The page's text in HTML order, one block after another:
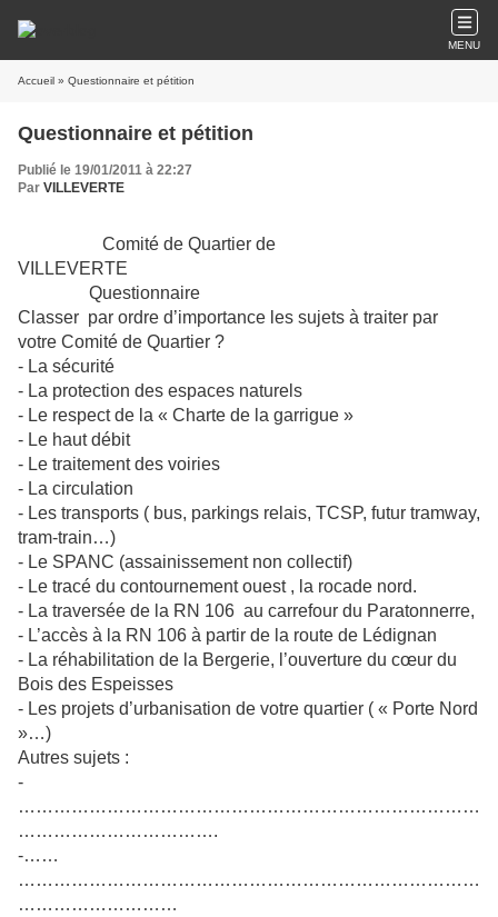
MENU
Accueil » Questionnaire et pétition
Questionnaire et pétition
Publié le 19/01/2011 à 22:27
Par VILLEVERTE
Comité de Quartier de
VILLEVERTE
Questionnaire
Classer par ordre d’importance les sujets à traiter par
votre Comité de Quartier ?
- La sécurité
- La protection des espaces naturels
- Le respect de la « Charte de la garrigue »
- Le haut débit
- Le traitement des voiries
- La circulation
- Les transports ( bus, parkings relais, TCSP, futur tramway,
tram-train…)
- Le SPANC (assainissement non collectif)
- Le tracé du contournement ouest , la rocade nord.
- La traversée de la RN 106 au carrefour du Paratonnerre,
- L’accès à la RN 106 à partir de la route de Lédignan
- La réhabilitation de la Bergerie, l’ouverture du cœur du
Bois des Espeisses
- Les projets d’urbanisation de votre quartier ( « Porte Nord
»…)
Autres sujets :
-
……………………………………………………………………
…………………………….
-……
……………………………………………………………………
………………………